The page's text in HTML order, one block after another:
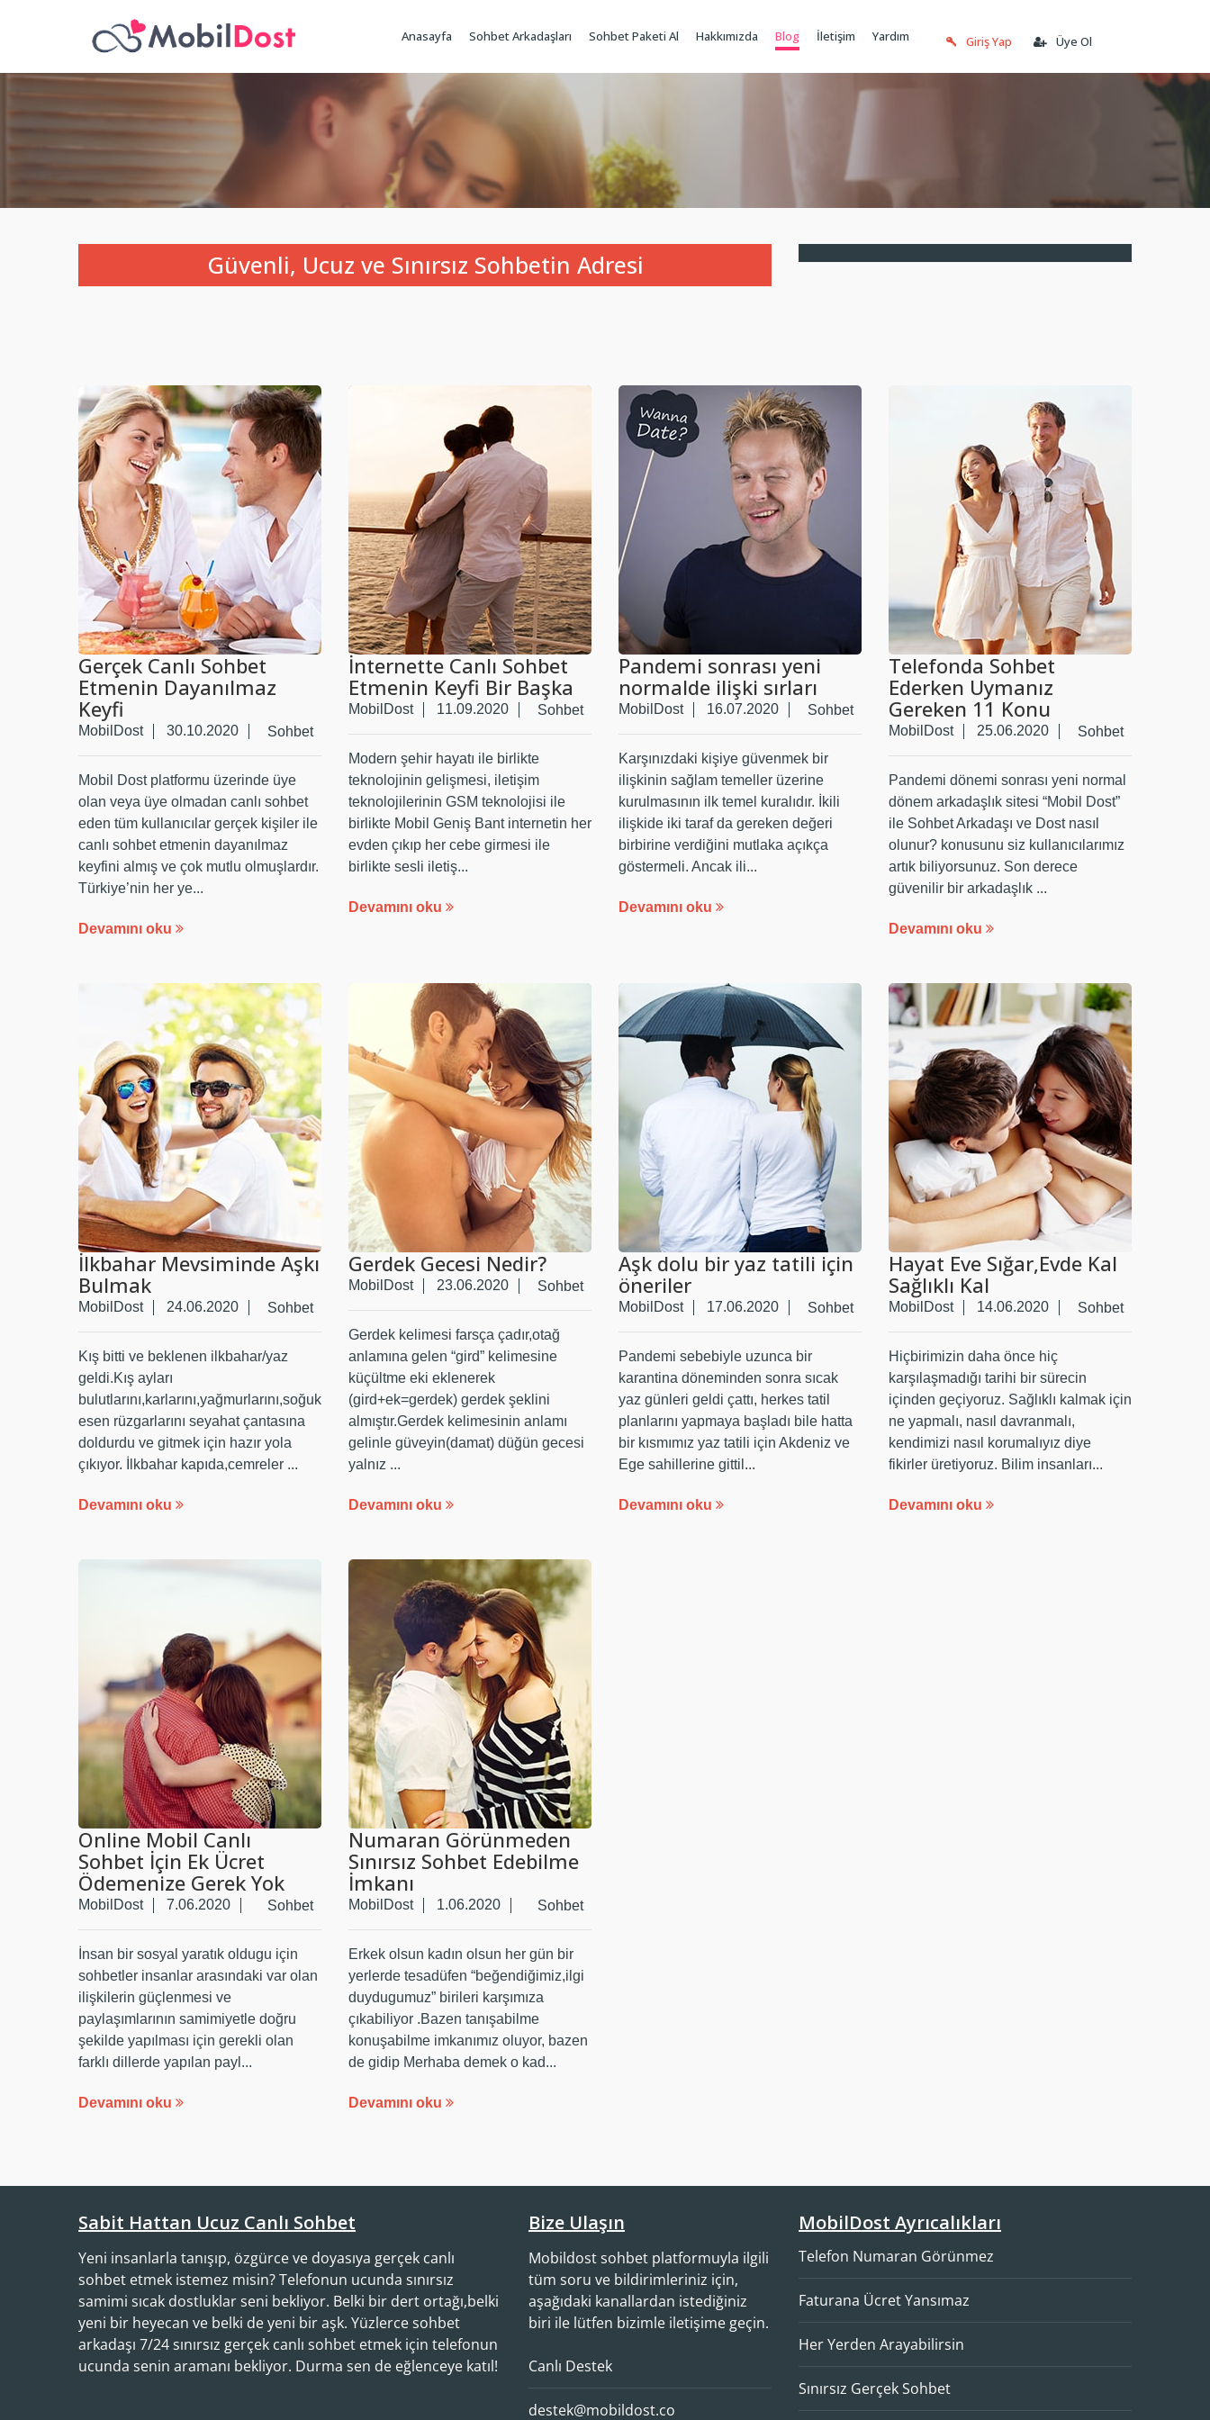
Anasayfa Sohbet Arkadaşları Sohbet Paketi Al Hakkımızda Blog İletişim Yardım Giriş Yap Üye Ol
Güvenli, Ucuz ve Sınırsız Sohbetin Adresi
Gerçek Canlı Sohbet
Etmenin Dayanılmaz
Keyfi
MobilDost 30.10.2020 Sohbet
Mobil Dost platformu üzerinde üye
olan veya üye olmadan canlı sohbet
eden tüm kullanıcılar gerçek kişiler ile
canlı sohbet etmenin dayanılmaz
keyfini almış ve çok mutlu olmuşlardır.
Türkiye’nin her ye...
Devamını oku
İnternette Canlı Sohbet
Etmenin Keyfi Bir Başka
MobilDost 11.09.2020 Sohbet
Modern şehir hayatı ile birlikte
teknolojinin gelişmesi, iletişim
teknolojilerinin GSM teknolojisi ile
birlikte Mobil Geniş Bant internetin her
evden çıkıp her cebe girmesi ile
birlikte sesli iletiş...
Devamını oku
Pandemi sonrası yeni
normalde ilişki sırları
MobilDost 16.07.2020 Sohbet
Karşınızdaki kişiye güvenmek bir
ilişkinin sağlam temeller üzerine
kurulmasının ilk temel kuralıdır. İkili
ilişkide iki taraf da gereken değeri
birbirine verdiğini mutlaka açıkça
göstermeli. Ancak ili...
Devamını oku
Telefonda Sohbet
Ederken Uymanız
Gereken 11 Konu
MobilDost 25.06.2020 Sohbet
Pandemi dönemi sonrası yeni normal
dönem arkadaşlık sitesi “Mobil Dost”
ile Sohbet Arkadaşı ve Dost nasıl
olunur? konusunu siz kullanıcılarımız
artık biliyorsunuz. Son derece
güvenilir bir arkadaşlık ...
Devamını oku
İlkbahar Mevsiminde Aşkı
Bulmak
MobilDost 24.06.2020 Sohbet
Kış bitti ve beklenen ilkbahar/yaz
geldi.Kış ayları
bulutlarını,karlarını,yağmurlarını,soğuk
esen rüzgarlarını seyahat çantasına
doldurdu ve gitmek için hazır yola
çıkıyor. İlkbahar kapıda,cemreler ...
Devamını oku
Gerdek Gecesi Nedir?
MobilDost 23.06.2020 Sohbet
Gerdek kelimesi farsça çadır,otağ
anlamına gelen “gird” kelimesine
küçültme eki eklenerek
(gird+ek=gerdek) gerdek şeklini
almıştır.Gerdek kelimesinin anlamı
gelinle güveyin(damat) düğün gecesi
yalnız ...
Devamını oku
Aşk dolu bir yaz tatili için
öneriler
MobilDost 17.06.2020 Sohbet
Pandemi sebebiyle uzunca bir
karantina döneminden sonra sıcak
yaz günleri geldi çattı, herkes tatil
planlarını yapmaya başladı bile hatta
bir kısmımız yaz tatili için Akdeniz ve
Ege sahillerine gittil...
Devamını oku
Hayat Eve Sığar,Evde Kal
Sağlıklı Kal
MobilDost 14.06.2020 Sohbet
Hiçbirimizin daha önce hiç
karşılaşmadığı tarihi bir sürecin
içinden geçiyoruz. Sağlıklı kalmak için
ne yapmalı, nasıl davranmalı,
kendimizi nasıl korumalıyız diye
fikirler üretiyoruz. Bilim insanları...
Devamını oku
Online Mobil Canlı
Sohbet İçin Ek Ücret
Ödemenize Gerek Yok
MobilDost 7.06.2020 Sohbet
İnsan bir sosyal yaratık oldugu için
sohbetler insanlar arasındaki var olan
ilişkilerin güçlenmesi ve
paylaşımlarının samimiyetle doğru
şekilde yapılması için gerekli olan
farklı dillerde yapılan payl...
Devamını oku
Numaran Görünmeden
Sınırsız Sohbet Edebilme
İmkanı
MobilDost 1.06.2020 Sohbet
Erkek olsun kadın olsun her gün bir
yerlerde tesadüfen “beğendiğimiz,ilgi
duydugumuz” birileri karşımıza
çıkabiliyor .Bazen tanışabilme
konuşabilme imkanımız oluyor, bazen
de gidip Merhaba demek o kad...
Devamını oku
Sabit Hattan Ucuz Canlı Sohbet
Yeni insanlarla tanışıp, özgürce ve doyasıya gerçek canlı
sohbet etmek istemez misin? Telefonun ucunda sınırsız
samimi sıcak dostluklar seni bekliyor. Belki bir dert ortağı,belki
yeni bir heyecan ve belki de yeni bir aşk. Yüzlerce sohbet
arkadaşı 7/24 sınırsız gerçek canlı sohbet etmek için telefonun
ucunda senin aramanı bekliyor. Durma sen de eğlenceye katıl!
Bize Ulaşın
Mobildost sohbet platformuyla ilgili
tüm soru ve bildirimleriniz için,
aşağıdaki kanallardan istediğiniz
biri ile lütfen bizimle iletişime geçin.
Canlı Destek
destek@mobildost.co
MobilDost Ayrıcalıkları
Telefon Numaran Görünmez
Faturana Ücret Yansımaz
Her Yerden Arayabilirsin
Sınırsız Gerçek Sohbet